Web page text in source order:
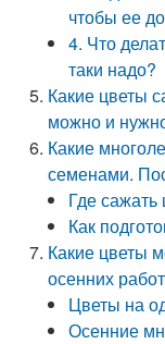
чтобы ее
4. Что
таки надо?
Какие цветы
можно и
Какие
семенами.
Где
Как
Какие цветы
осенних работ
Цветы на
Осенние